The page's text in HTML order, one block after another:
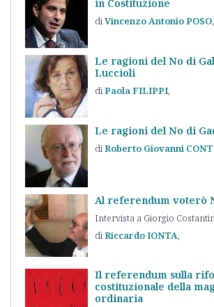
in Costituzione
Vincenzo AntonioPOSO
Le ragioni del No di
Luccioli
PaolaFILIPPI
Le ragioni del No di
Roberto Giovanni
Al referendum voterò
Intervista a Giorgio
RiccardoIONTA
Il referendum sulla
costituzionale della
ordinaria